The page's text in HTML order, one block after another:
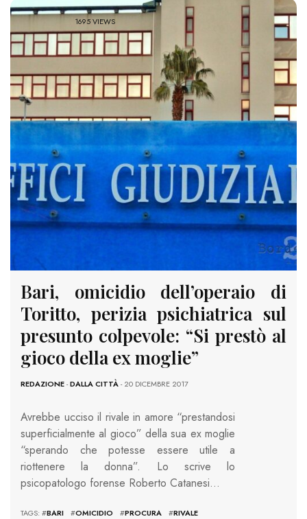
1695 VIEWS
Bari, omicidio dell’operaio di
Toritto, perizia psichiatrica sul
presunto colpevole: “Si prestò al
gioco della ex moglie”
REDAZIONE-DALLA CITTÀ- 20 DICEMBRE 2017
Avrebbe ucciso il rivale in amore “prestandosi
superficialmente al gioco” della sua ex moglie
“sperando che potesse essere utile a
riottenere la donna”. Lo scrive lo
psicopatologo forense Roberto Catanesi…
TAGS: #BARI #OMICIDIO #PROCURA #RIVALE